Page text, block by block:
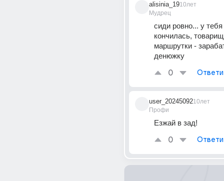
alisinia_19
Мудрец
10лет
сиди ровно... у
кончилась,
маршрутки -
денюжку
0
user_20245092
Профи
10лет
Езжай в зад!
0